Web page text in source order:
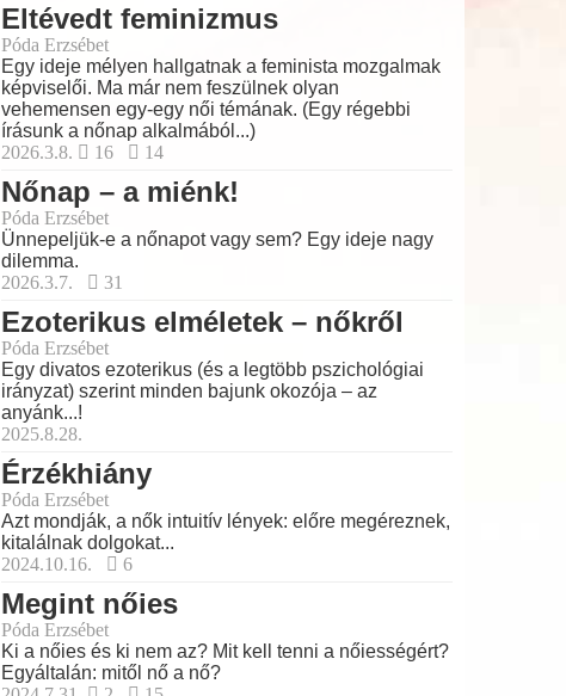
Eltévedt feminizmus
Póda Erzsébet
Egy ideje mélyen hallgatnak a feminista mozgalmak
képviselői. Ma már nem feszülnek olyan
vehemensen egy-egy női témának. (Egy régebbi
írásunk a nőnap alkalmából...)
2026.3.8.
16 14
Nőnap – a miénk!
Póda Erzsébet
Ünnepeljük-e a nőnapot vagy sem? Egy ideje nagy
dilemma.
2026.3.7.
31
Ezoterikus elméletek – nőkről
Póda Erzsébet
Egy divatos ezoterikus (és a legtöbb pszichológiai
irányzat) szerint minden bajunk okozója – az
anyánk...!
2025.8.28.
Érzékhiány
Póda Erzsébet
Azt mondják, a nők intuitív lények: előre megéreznek,
kitalálnak dolgokat...
2024.10.16.
6
Megint nőies
Póda Erzsébet
Ki a nőies és ki nem az? Mit kell tenni a nőiességért?
Egyáltalán: mitől nő a nő?